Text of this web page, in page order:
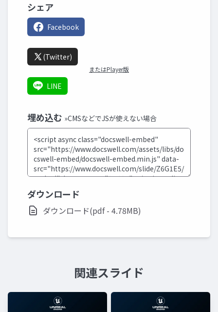
シェア
Facebook
(Twitter)
またはPlayer版
LINE
埋め込む »CMSなどでJSが使えない場合
ダウンロード
ダウンロード(pdf - 4.78MB)
関連スライド